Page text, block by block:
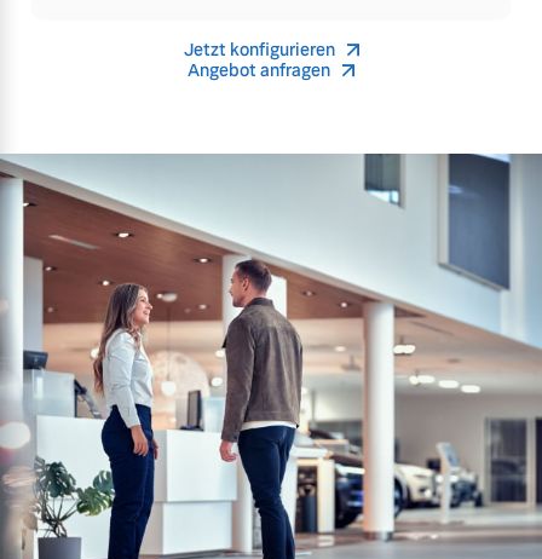
Jetzt konfigurieren
Angebot anfragen